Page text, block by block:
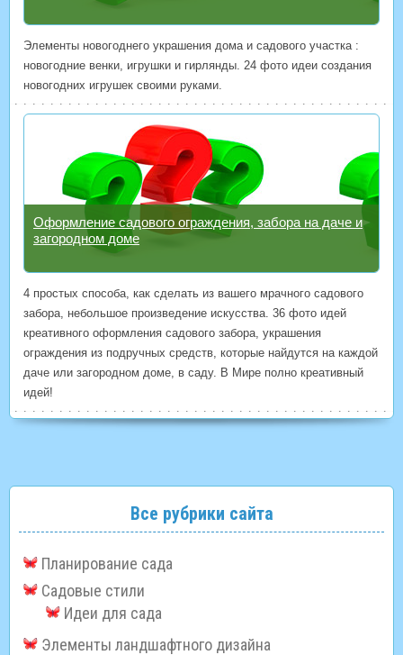
Элементы новогоднего украшения дома и садового участка :
новогодние венки, игрушки и гирлянды. 24 фото идеи создания
новогодних игрушек своими руками.
Оформление садового ограждения, забора на даче и
загородном доме
4 простых способа, как сделать из вашего мрачного садового
забора, небольшое произведение искусства. 36 фото идей
креативного оформления садового забора, украшения
ограждения из подручных средств, которые найдутся на каждой
даче или загородном доме, в саду. В Мире полно креативный
идей!
Все рубрики сайта
Планирование сада
Садовые стили
Идеи для сада
Элементы ландшафтного дизайна